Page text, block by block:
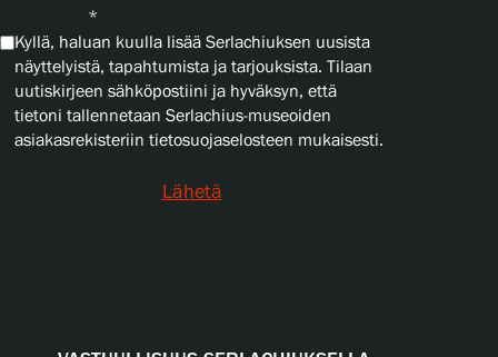
*
Kyllä, haluan kuulla lisää Serlachiuksen uusista
näyttelyistä, tapahtumista ja tarjouksista. Tilaan
uutiskirjeen sähköpostiini ja hyväksyn, että
tietoni tallennetaan Serlachius-museoiden
asiakasrekisteriin tietosuojaselosteen mukaisesti.
Lähetä